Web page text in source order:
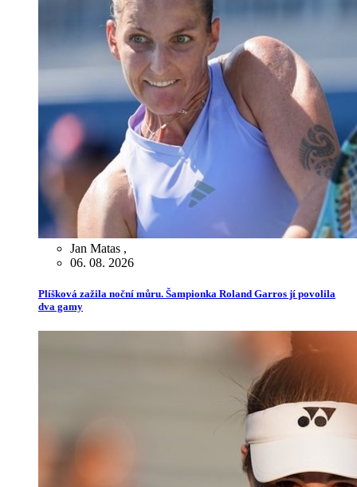
Jan Matas ,
06. 08. 2026
Plíšková zažila noční můru. Šampionka Roland Garros jí povolila
dva gamy